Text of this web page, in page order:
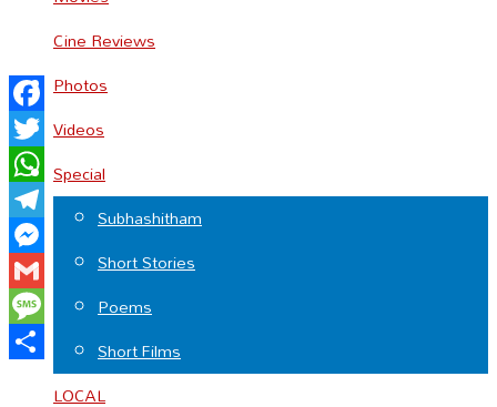
Cine Reviews
Photos
Videos
Special
Subhashitham
Short Stories
Poems
Short Films
LOCAL
Facebook
Twitter
WhatsApp
Telegram
Messenger
Gmail
Message